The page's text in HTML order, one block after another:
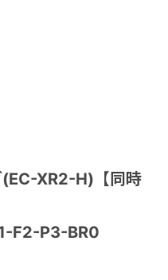
XR2-H)【同時
F2-P3-BR0